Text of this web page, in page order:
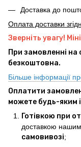
Доставка до
Оплата доставки
Зверніть увагу!
При замовленні на
безкоштовна.
Більше інформації
Оплатити
можете будь-яким
Готівкою при
доставкою
самовивозі;